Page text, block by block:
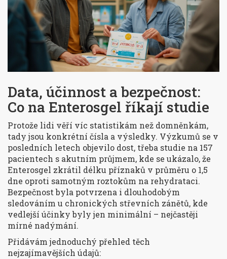
Data, účinnost a bezpečnost:
Co na Enterosgel říkají studie
Protože lidi věří víc statistikám než domněnkám,
tady jsou konkrétní čísla a výsledky. Výzkumů se v
posledních letech objevilo dost, třeba studie na 157
pacientech s akutním průjmem, kde se ukázalo, že
Enterosgel zkrátil délku příznaků v průměru o 1,5
dne oproti samotným roztokům na rehydrataci.
Bezpečnost byla potvrzena i dlouhodobým
sledováním u chronických střevních zánětů, kde
vedlejší účinky byly jen minimální – nejčastěji
mírné nadýmání.
Přidávám jednoduchý přehled těch
nejzajímavějších údajů: